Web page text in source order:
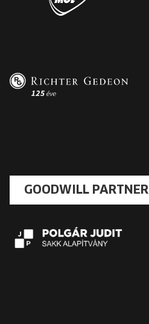
GOODWILL PARTNER